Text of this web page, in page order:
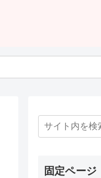
固定ページ